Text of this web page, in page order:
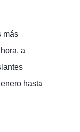
más
a
hasta